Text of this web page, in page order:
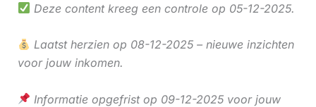
Deze content kreeg een controle op 05-12-2025.
Laatst herzien op 08-12-2025 – nieuwe inzichten
voor jouw inkomen.
Informatie opgefrist op 09-12-2025 voor jouw